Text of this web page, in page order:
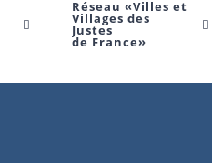
Réseau «Villes et
Villages des
Justes
de France»